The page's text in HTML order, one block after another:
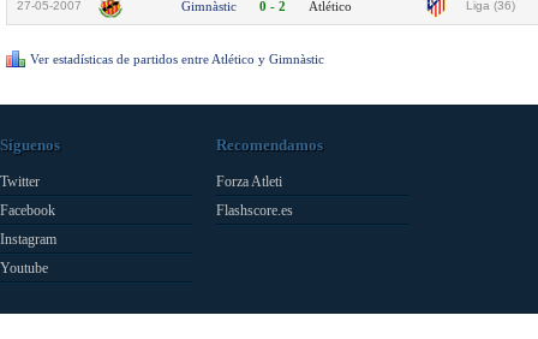
27-05-2007 Gimnàstic 0 - 2 Atlético Liga (36)
Ver estadísticas de partidos entre Atlético y Gimnàstic
Síguenos
Twitter
Facebook
Instagram
Youtube
Recomendamos
Forza Atleti
Flashscore.es